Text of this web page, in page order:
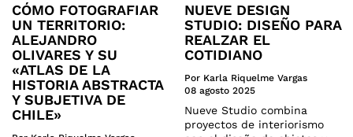
CÓMO FOTOGRAFIAR
UN TERRITORIO:
ALEJANDRO
OLIVARES Y SU
«ATLAS DE LA
HISTORIA ABSTRACTA
Y SUBJETIVA DE
CHILE»
NUEVE DESIGN
STUDIO: DISEÑO PARA
REALZAR EL
COTIDIANO
Por Karla Riquelme Vargas
08 agosto 2025
Nueve Studio combina
proyectos de interiorismo